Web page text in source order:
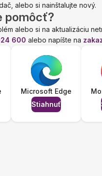
alebo si nainštalujte nový.
pomôcť?
alebo si na aktualizáciu
600 alebo napíšte na
Microsoft Edge
Stiahnuť